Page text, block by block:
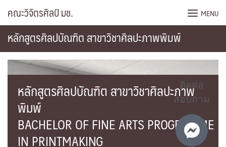
content
คณะวิจิตรศิลป์ มช. MENU
หลักสูตรศิลปบัณฑิต สาขาวิชาศิลปะภาพพิมพ์
หลักสูตรศิลปบัณฑิต สาขาวิชาศิลปะภาพ
พิมพ์
BACHELOR OF FINE ARTS PROGRAMME
IN PRINTMAKING
ติดต่อ
สอบถาม